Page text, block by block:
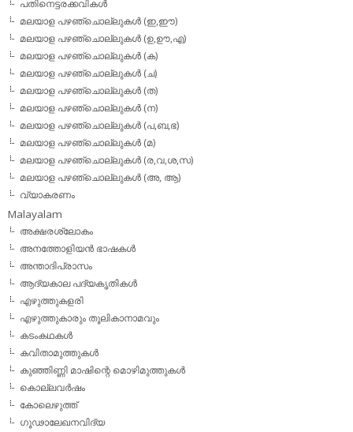
പതിനെട്ടരക്കവികള്‍
മലയാള പഴഞ്ചൊല്ലുകള്‍ (ഇ,ഈ)
മലയാള പഴഞ്ചൊല്ലുകള്‍ (ഉ,ഊ,എ)
മലയാള പഴഞ്ചൊല്ലുകള്‍ (ക)
മലയാള പഴഞ്ചൊല്ലുകള്‍ (ച)
മലയാള പഴഞ്ചൊല്ലുകള്‍ (ത)
മലയാള പഴഞ്ചൊല്ലുകള്‍ (ന)
മലയാള പഴഞ്ചൊല്ലുകള്‍ (പ,ബ,ഭ)
മലയാള പഴഞ്ചൊല്ലുകള്‍ (മ)
മലയാള പഴഞ്ചൊല്ലുകള്‍ (ര,വ,ശ,സ)
മലയാള പഴഞ്ചൊല്ലുകൾ (അ, ആ)
വ്യാകരണം
Malayalam
അക്ഷരശ്ലോകം
അനത്തോളിയന്‍ ഭാഷകള്‍
അന്താദിപ്രാസം
ആദ്യകാല പദ്യകൃതികള്‍
എഴുത്തുകളരി
എഴുത്തുകാരും തൂലികാനാമവും
കടംകഥകള്‍
കവിതാമുത്തുകള്‍
കുഞ്ഞിണ്ണി മാഷിന്റെ മൊഴിമുത്തുകള്‍
കൊല്ലവര്‍ഷം
കോലെഴുത്ത്
ഗൂഢാലേഖനവിദ്യ